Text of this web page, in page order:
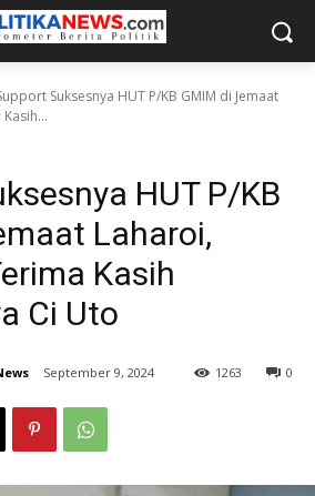
Suksesnya HUT P/KB GMIM di Jemaat
HUT P/KB
Laharoi,
Kasih
Ci Uto
September 9, 2024 0
1263